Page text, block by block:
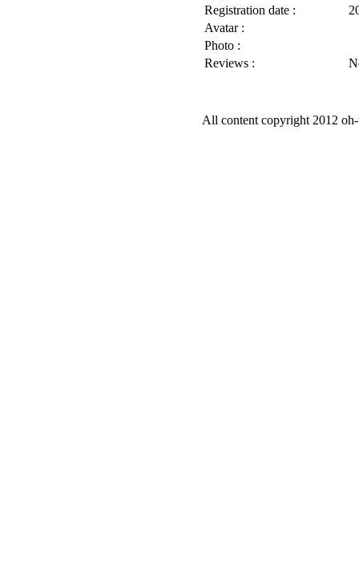
Registration date :
Avatar :
Photo :
Reviews :
All content copyright 2012